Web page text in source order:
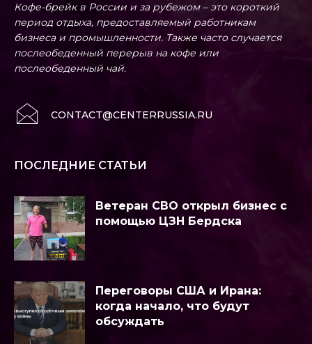
Кофе-брейк в России и за рубежом – это короткий
период отдыха, предоставляемый работникам
бизнеса и промышленности. Также часто случается
послеобеденный перерыв на кофе или
послеобеденный чай.
CONTACT@CENTERRUSSIA.RU
ПОСЛЕДНИЕ СТАТЬИ
Ветеран СВО открыл бизнес с
помощью ЦЗН Бердска
Переговоры США и Ирана:
когда начало, что будут
обсуждать